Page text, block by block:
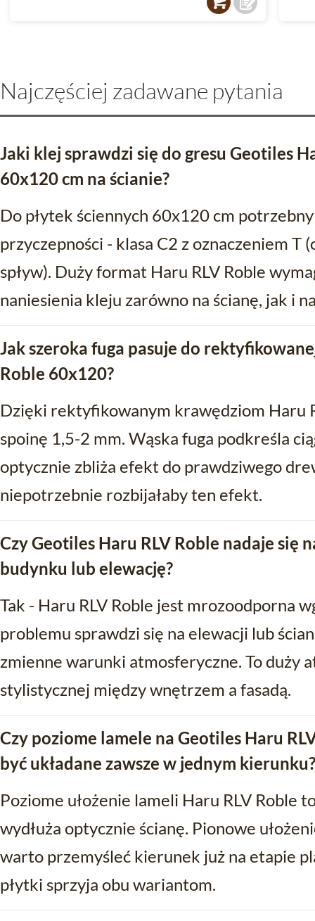
Najczęściej zadawane pytania
Jaki klej sprawdzi się do gresu Geotiles
60x120 cm na ścianie?
Do płytek ściennych 60x120 cm
przyczepności - klasa C2 z oznaczeniem T
spływ). Duży format Haru RLV Roble
naniesienia kleju zarówno na ścianę, jak i
Jak szeroka fuga pasuje do
Roble 60x120?
Dzięki rektyfikowanym krawędziom Haru
spoinę 1,5-2 mm. Wąska fuga podkreśla
optycznie zbliża efekt do prawdziwego
niepotrzebnie rozbijałaby ten efekt.
Czy Geotiles Haru RLV Roble nadaje się
budynku lub elewację?
Tak - Haru RLV Roble jest mrozoodporna
problemu sprawdzi się na elewacji lub
zmienne warunki atmosferyczne. To duży
stylistycznej między wnętrzem a fasadą.
Czy poziome lamele na Geotiles Haru
być układane zawsze w jednym kierunku?
Poziome ułożenie lameli Haru RLV Roble
wydłuża optycznie ścianę. Pionowe
warto przemyśleć kierunek już na etapie
płytki sprzyja obu wariantom.